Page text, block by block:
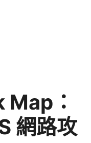
：
網路攻